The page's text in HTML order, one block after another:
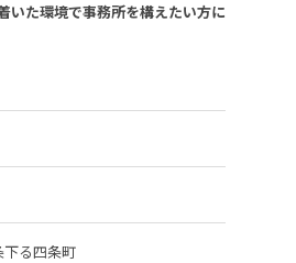
いた環境で事務所を構えたい方に
る四条町